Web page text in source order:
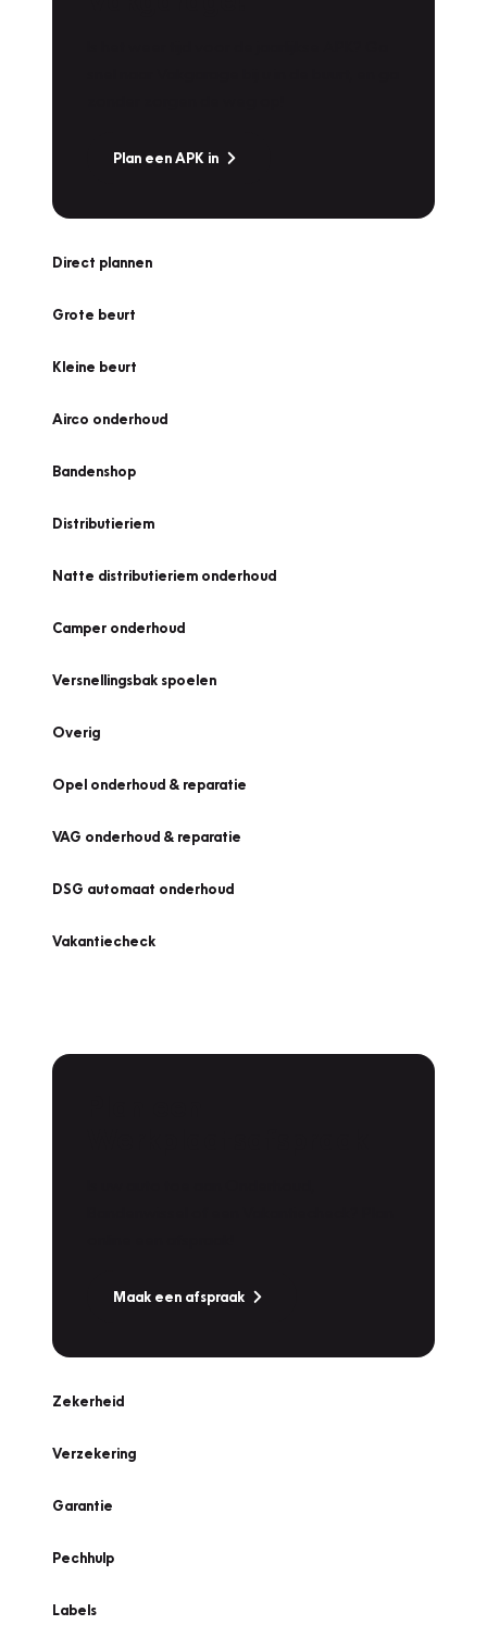
Plan een APK in
Direct plannen
Grote beurt
Kleine beurt
Airco onderhoud
Bandenshop
Distributieriem
Natte distributieriem onderhoud
Camper onderhoud
Versnellingsbak spoelen
Overig
Opel onderhoud & reparatie
VAG onderhoud & reparatie
DSG automaat onderhoud
Vakantiecheck
Maak een afspraak
Zekerheid
Verzekering
Garantie
Pechhulp
Labels